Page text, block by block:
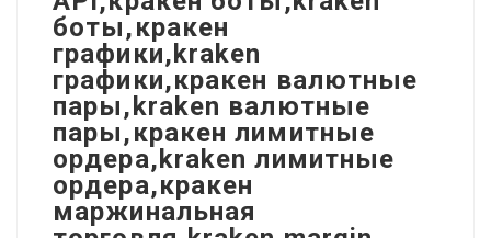
боты,кракен
графики,kraken
графики,кракен валютные
пары,kraken валютные
пары,кракен лимитные
ордера,kraken лимитные
ордера,кракен
маржинальная